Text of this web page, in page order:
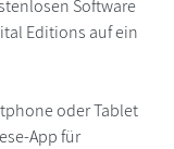
Software
Editions auf ein
oder Tablet
App für